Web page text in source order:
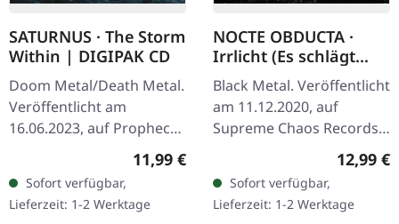
SATURNUS · The Storm
Within | DIGIPAK CD
Doom Metal/Death Metal.
Veröffentlicht am
16.06.2023, auf Prophecy
Productions. CD im
Digipak. "The Storm
Within" von Saturnus ist
eine tiefgründige…
Regulärer Preis:
11,99 €
Sofort verfügbar,
Lieferzeit: 1-2 Werktage
NOCTE OBDUCTA ·
Irrlicht (Es schlägt
dem Mond ein kaltes
Herz) | CD
Black Metal. Veröffentlicht
am 11.12.2020, auf
Supreme Chaos Records.
Jewelcase CD mit 12-
Verdammt nochmal, was
für eine Reise…
12,99 €
Sofort verfügbar,
Lieferzeit: 1-2 Werktage